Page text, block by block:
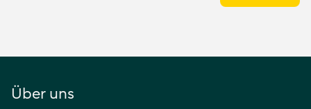
Über uns